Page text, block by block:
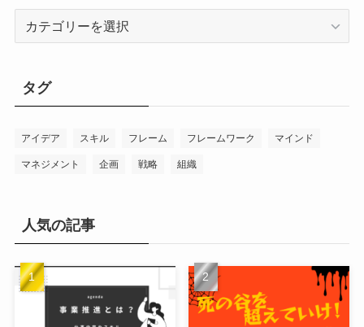
ー
タグ
アイデア スキル フレーム フレームワーク マインド
マネジメント 企画 戦略 組織
人気の記事